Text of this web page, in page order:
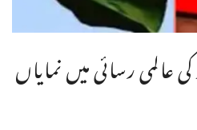
عالمی رسائی میں نمایاں